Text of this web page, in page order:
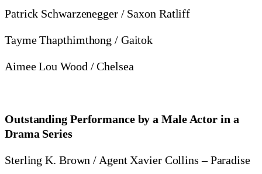
Patrick Schwarzenegger / Saxon Ratliff
Tayme Thapthimthong / Gaitok
Aimee Lou Wood / Chelsea
Outstanding Performance by a Male Actor in a
Drama Series
Sterling K. Brown / Agent Xavier Collins – Paradise